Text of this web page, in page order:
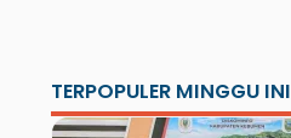
TERPOPULER MINGGU INI